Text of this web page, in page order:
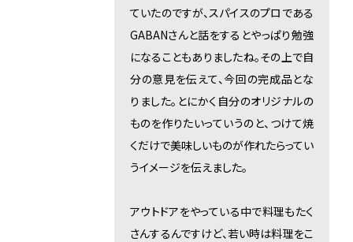
ていたのですが、スパイスのプロである
GABANさんと話をするとやっぱり勉強
になることもありましたね。その上で自
分の意見を伝えて、今回の完成品とな
りました。とにかく自分のオリジナルの
ものを作りたいっていうのと、つけて焼
くだけで美味しいものが作れたらってい
うイメージを伝えました。
アウトドアをやっている中で料理もたく
さんするんですけど、若い時は料理をこ